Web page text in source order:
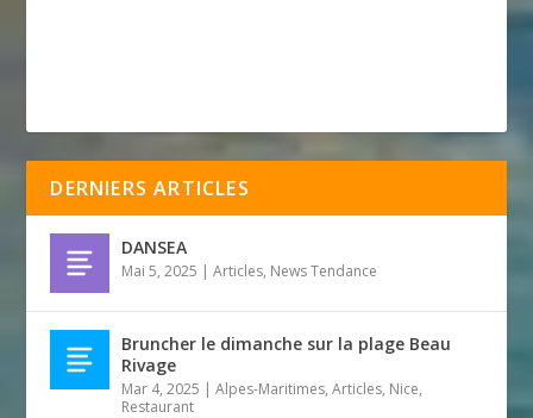
DERNIERS ARTICLES
DANSEA
Mai 5, 2025 |Articles, News Tendance
Bruncher le dimanche sur la plage Beau
Rivage
Mar 4, 2025 |Alpes-Maritimes,Articles, Nice,
Restaurant